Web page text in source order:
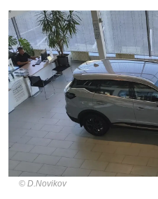
D.Novikov